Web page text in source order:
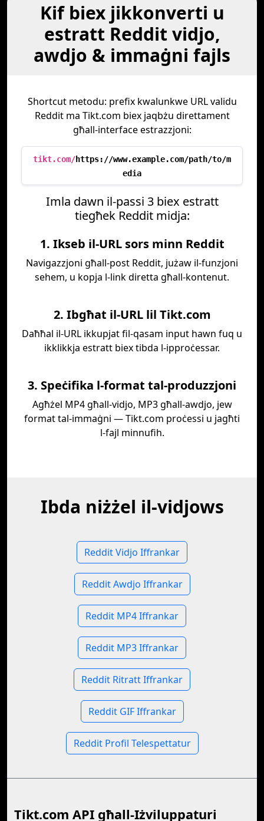
Kif biex jikkonverti u
estratt Reddit vidjo,
awdjo & immaġni fajls
Shortcut metodu: prefix kwalunkwe URL validu
Reddit ma Tikt.com biex jaqbżu direttament
għall-interface estrazzjoni:
tikt.com/https://www.example.com/path/to/m
edia
Imla dawn il-passi 3 biex estratt
tiegħek Reddit midja:
1. Ikseb il-URL sors minn Reddit
Navigazzjoni għall-post Reddit, jużaw il-funzjoni
sehem, u kopja l-link diretta għall-kontenut.
2. Ibgħat il-URL lil Tikt.com
Daħħal il-URL ikkupjat fil-qasam input hawn fuq u
ikklikkja estratt biex tibda l-ipproċessar.
3. Speċifika l-format tal-produzzjoni
Agħżel MP4 għall-vidjo, MP3 għall-awdjo, jew
format tal-immaġni — Tikt.com proċessi u jagħti
l-fajl minnufih.
Ibda niżżel il-vidjows
Reddit Vidjo Iffrankar
Reddit Awdjo Iffrankar
Reddit MP4 Iffrankar
Reddit MP3 Iffrankar
Reddit Ritratt Iffrankar
Reddit GIF Iffrankar
Reddit Profil Telespettatur
Tikt.com API għall-Iżviluppaturi